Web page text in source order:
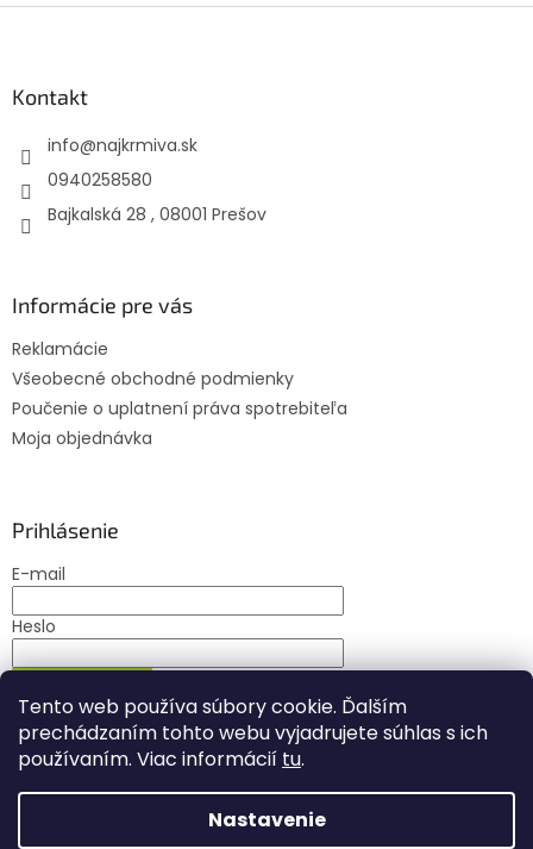
Tento web používa súbory cookie. Ďalším
prechádzaním tohto webu vyjadrujete súhlas s ich
používaním. Viac informácií tu.
Nastavenie
Kontakt
info@najkrmiva.sk
0940258580
Bajkalská 28 , 08001 Prešov
Informácie pre vás
Reklamácie
Všeobecné obchodné podmienky
Poučenie o uplatnení práva spotrebiteľa
Moja objednávka
Prihlásenie
E-mail
Heslo
Nová registrácia Zabudnuté heslo
Vytvoril Shoptet